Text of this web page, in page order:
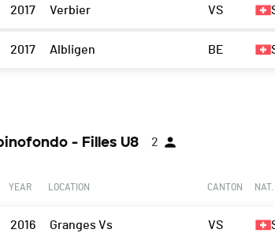
2017 Verbier VS
2017 Albligen BE
- Filles U8 2
YEAR LOCATION CANTON NAT.
2016 Granges Vs VS